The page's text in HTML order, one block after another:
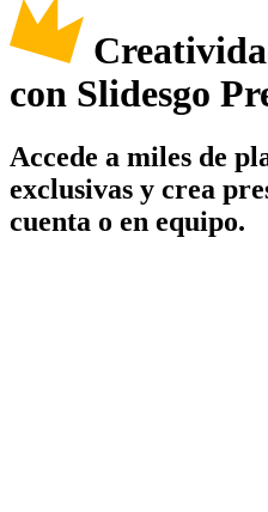
con Slidesgo
Accede a miles de
exclusivas y crea
cuenta o en equipo.